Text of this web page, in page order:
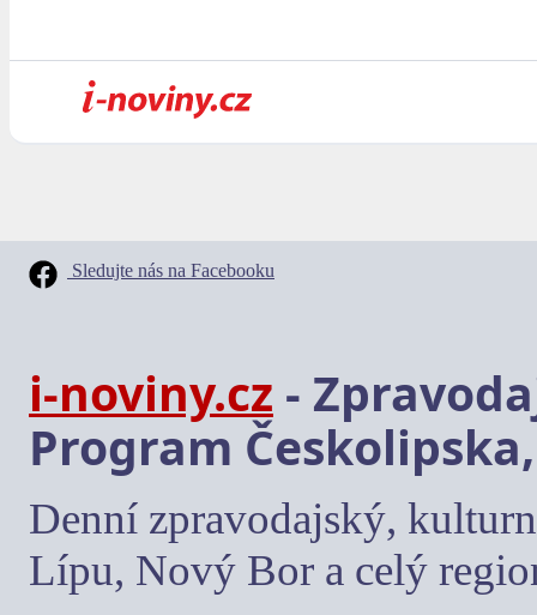
Sledujte nás na Facebooku
i-noviny.cz -
Program
Denní zpravodajský,
Lípu, Nový Bor a celý